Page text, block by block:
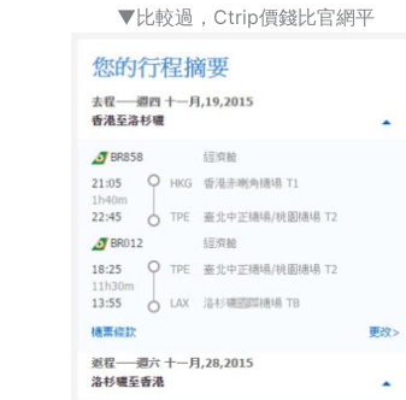
▼比較過，Ctrip價錢比官網平